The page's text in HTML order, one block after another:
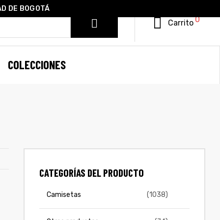
DE BOGOTÁ
Carrito0
COLECCIONES
CATEGORÍAS DEL PRODUCTO
Camisetas (1038)